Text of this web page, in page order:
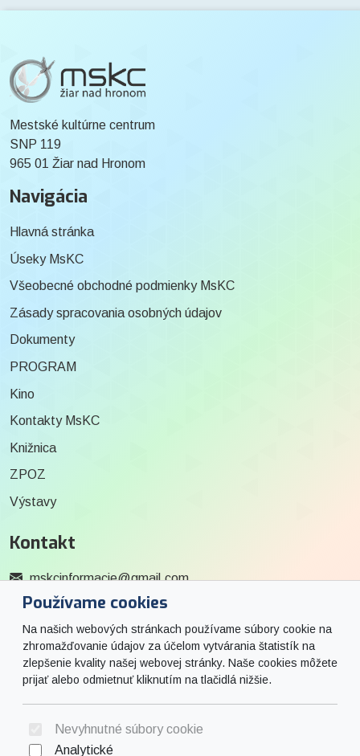
Používame cookies
Na našich webových stránkach používame súbory cookie na
zhromažďovanie údajov za účelom vytvárania štatistík na
zlepšenie kvality našej webovej stránky. Naše cookies môžete
prijať alebo odmietnuť kliknutím na tlačidlá nižšie.
Nevyhnutné súbory cookie
Analytické
Mestské kultúrne centrum
SNP 119
965 01 Žiar nad Hronom
Navigácia
Hlavná stránka
Úseky MsKC
Všeobecné obchodné podmienky MsKC
Zásady spracovania osobných údajov
Dokumenty
PROGRAM
Kino
Kontakty MsKC
Knižnica
ZPOZ
Výstavy
Kontakt
mskcinformacie@gmail.com
0915 727 244
Social
Facebook